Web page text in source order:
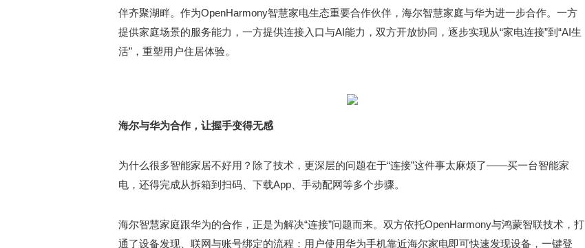
伴齐聚湖畔。作为OpenHarmony智慧家电生态重要合作伙伴，海尔智慧家庭与华为进一步合作。一方
提供家庭场景的服务能力，一方提供连接入口与AI能力，双方开放协同，逐步实现从“家电连接”到“AI生
活”，重塑用户住居体验。
海尔与华为合作，让握手变得无感
为什么很多智能家居不好用？除了技术，更深层的问题在于“连接”这件事太麻烦了——买一台智能家
电，还得完成从拆箱到扫码、下载App、手动配网等多个步骤。
海尔智慧家庭跟华为的合作，正是为解决“连接”问题而来。双方依托OpenHarmony与鸿蒙智联技术，打
通了设备发现、联网与账号绑定的流程：用户使用华为手机靠近海尔家电即可快速发现设备，一键登